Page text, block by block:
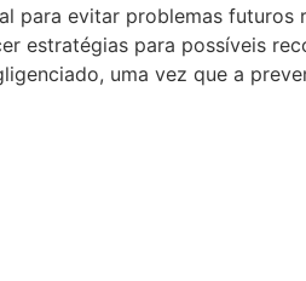
para evitar problemas
estratégias para possíveis
uma vez que a